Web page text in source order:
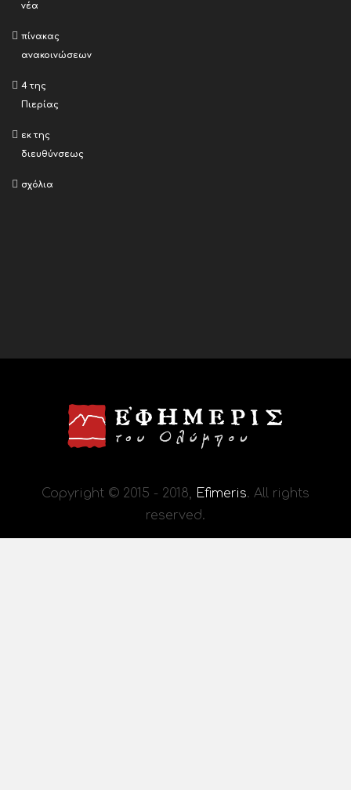
νέα
πίνακας
ανακοινώσεων
4 της
Πιερίας
εκ της
διευθύνσεως
σχόλια
Copyright © 2015 - 2018, Efimeris. All rights
reserved.